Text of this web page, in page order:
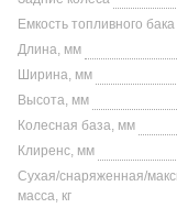
Емкость топливного бака
Длина, мм
Ширина, мм
Высота, мм
Колесная база, мм
Клиренс, мм
Сухая/снаряженная/
масса, кг